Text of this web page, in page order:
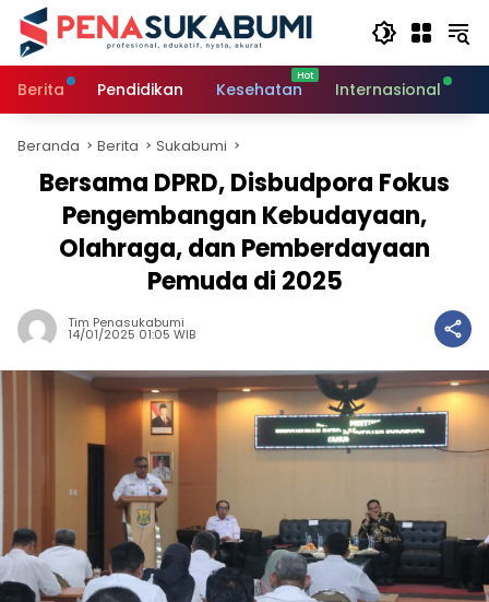
Langsung
konten
Berita
Pendidikan Kesehatan Internasional
Beranda Berita Sukabumi
Bersama DPRD, Disbudpora Fokus
Pengembangan Kebudayaan,
Olahraga, dan Pemberdayaan
Pemuda di 2025
Tim Penasukabumi
14/01/2025 01:05 WIB